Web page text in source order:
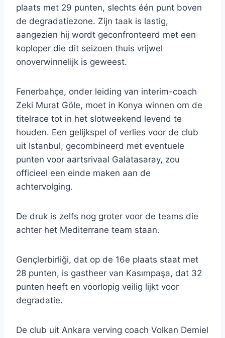
plaats met 29 punten, slechts één punt boven
de degradatiezone. Zijn taak is lastig,
aangezien hij wordt geconfronteerd met een
koploper die dit seizoen thuis vrijwel
onoverwinnelijk is geweest.
Fenerbahçe, onder leiding van interim-coach
Zeki Murat Göle, moet in Konya winnen om de
titelrace tot in het slotweekend levend te
houden. Een gelijkspel of verlies voor de club
uit Istanbul, gecombineerd met eventuele
punten voor aartsrivaal Galatasaray, zou
officieel een einde maken aan de
achtervolging.
De druk is zelfs nog groter voor de teams die
achter het Mediterrane team staan.
Gençlerbirliği, dat op de 16e plaats staat met
28 punten, is gastheer van Kasımpaşa, dat 32
punten heeft en voorlopig veilig lijkt voor
degradatie.
De club uit Ankara verving coach Volkan Demiel